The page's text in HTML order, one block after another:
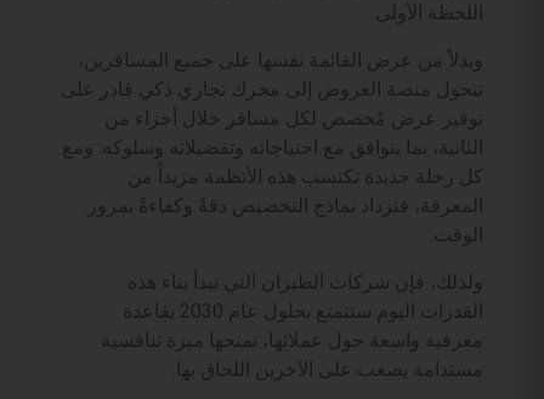
اللحظة الأولى.
وبدلاً من عرض القائمة نفسها على جميع المسافرين،
تتحول منصة العروض إلى محرك تجاري ذكي قادر على
توفير عرض مُخصص لكل مسافر خلال أجزاء من
الثانية، بما يتوافق مع احتياجاته وتفضيلاته وسلوكه. ومع
كل رحلة جديدة تكتسب هذه الأنظمة مزيداً من
المعرفة، فتزداد نماذج التخصيص دقةً وكفاءةً بمرور
الوقت.
ولذلك، فإن شركات الطيران التي تبدأ بناء هذه
القدرات اليوم ستتمتع بحلول عام 2030 بقاعدة
معرفية واسعة حول عملائها، تمنحها ميزة تنافسية
مستدامة يصعب على الآخرين اللحاق بها.